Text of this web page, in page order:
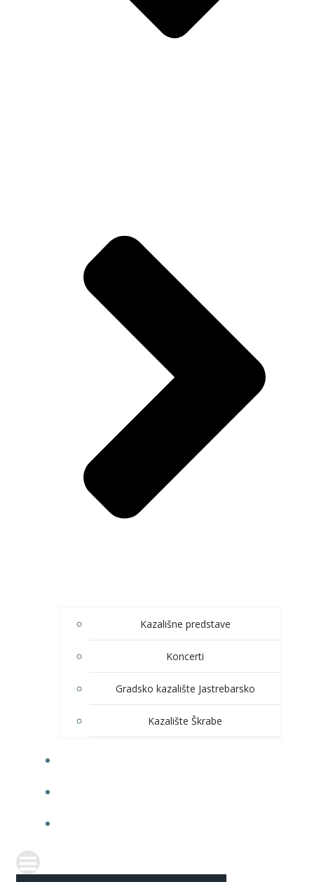
Kazališne predstave
Koncerti
Gradsko kazalište Jastrebarsko
Kazalište Škrabe